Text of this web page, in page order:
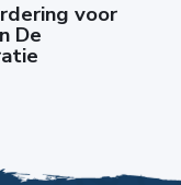
voor
De